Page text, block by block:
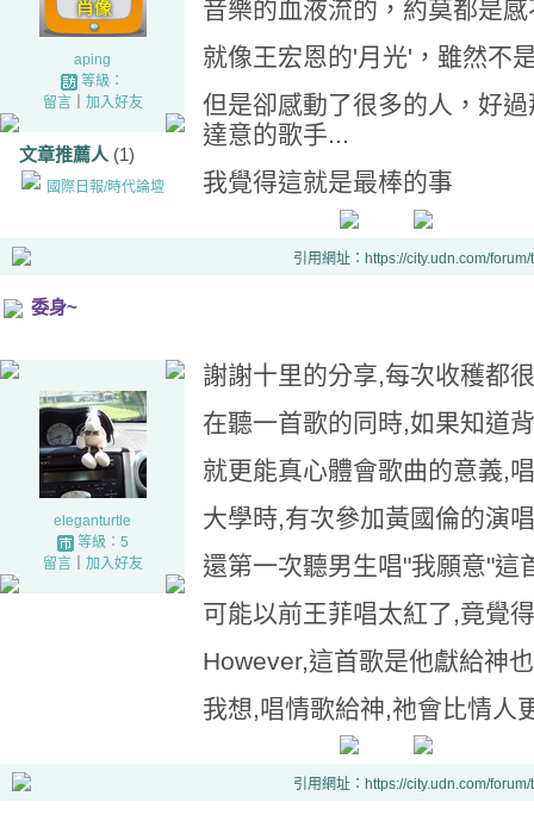
aping
等級：
留言｜ 加入好友
文章推薦人 (1)
國際日報/時代論壇
音樂的血液流的，約莫都是
就像王宏恩的'月光'，雖然不
但是卻感動了很多的人，好
達意的歌手...
我覺得這就是最棒的事
引用網址：https://city.udn.com/
委身~
eleganturtle
等級：5
留言｜ 加入好友
謝謝十里的分享,每次收穫都
在聽一首歌的同時,如果知道
就更能真心體會歌曲的意義,
大學時,有次參加黃國倫的演
還第一次聽男生唱"我願意"這
可能以前王菲唱太紅了,竟覺
However,這首歌是他獻給神
我想,唱情歌給神,祂會比情人
引用網址：https://city.udn.com/